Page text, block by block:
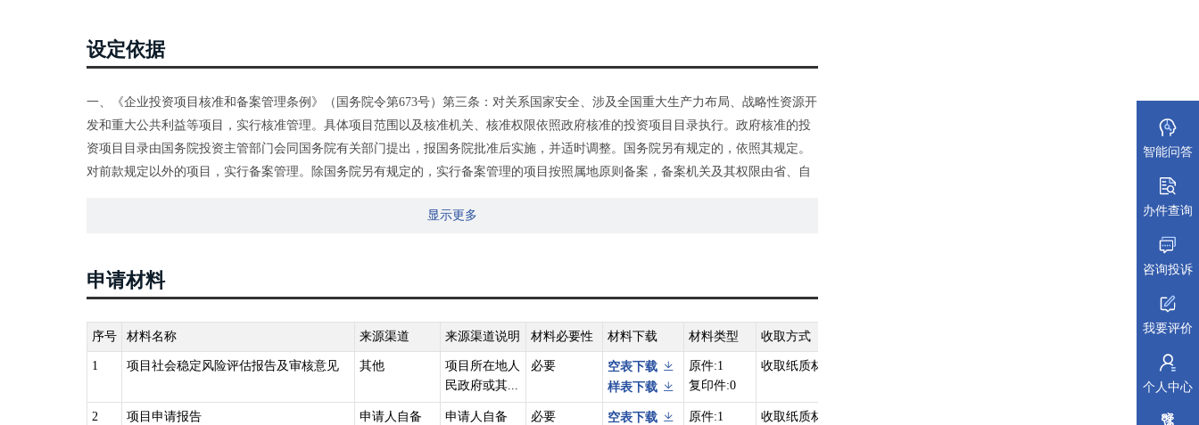
设定依据
一、《企业投资项目核准和备案管理条例》（国务院令第673号）第三条：对关系国家安全、涉及全国重大生产力布局、战略性资源开
发和重大公共利益等项目，实行核准管理。具体项目范围以及核准机关、核准权限依照政府核准的投资项目目录执行。政府核准的投
资项目目录由国务院投资主管部门会同国务院有关部门提出，报国务院批准后实施，并适时调整。国务院另有规定的，依照其规定。
对前款规定以外的项目，实行备案管理。除国务院另有规定的，实行备案管理的项目按照属地原则备案，备案机关及其权限由省、自
二、《政府核准的投资项目目录（河南省2017年本）》（豫政办〔2017〕56号）第十条：其他社会事业项目:除国务院已明确改为备案
显示更多
申请材料
序号 材料名称 来源渠道 来源渠道说明 材料必要性 材料下载 材料类型 收取方式 材料依据
1 项目社会稳定风险评估报告及审核意见 其他
项目所在地人
民政府或其...
必要
空表下载
样表下载
原件:1
复印件:0
收取纸质材料
2 项目申请报告 申请人自备 申请人自备 必要
空表下载
原件:1
收取纸质材料
智能问答
办件查询
咨询投诉
我要评价
个人中心